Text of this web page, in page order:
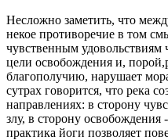
Несложно заметить, что
некое противоречие в том
чувственным удовольствиям
цели освобождения и,
благополучию, нарушает
сутрах говорится, что река
направлениях: в сторону
злу, в сторону освобождения
практика йоги позволяет